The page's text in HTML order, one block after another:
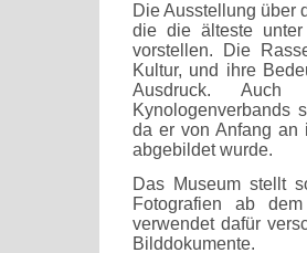
Die Ausstellung über
die die älteste unter
vorstellen. Die
Kultur, und ihre
Ausdruck.
Kynologenverbands
da er von Anfang an
abgebildet wurde.
Das Museum stellt
Fotografien ab
verwendet dafür
Bilddokumente.